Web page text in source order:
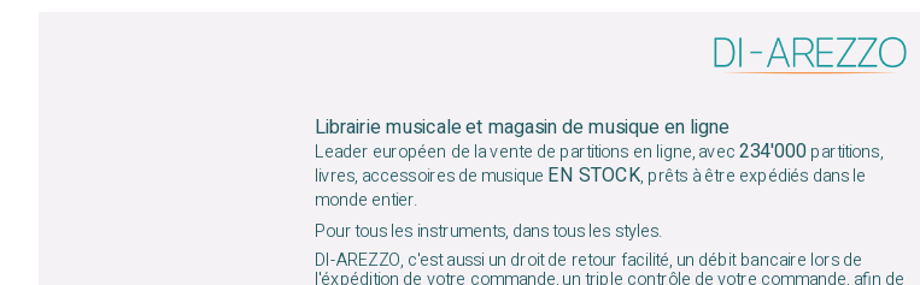
Librairie musicale et magasin de musique en ligne
Leader européen de la vente de partitions en ligne, avec234'000partitions,
livres, accessoires de musique EN STOCK, prêts à être expédiés dans le
monde entier.
Pour tous les instruments, dans tous les styles.
DI-AREZZO, c'est aussi un droit de retour facilité, un débit bancaire lors de
l'éxpédition de votre commande, un triple contrôle de votre commande, afin de